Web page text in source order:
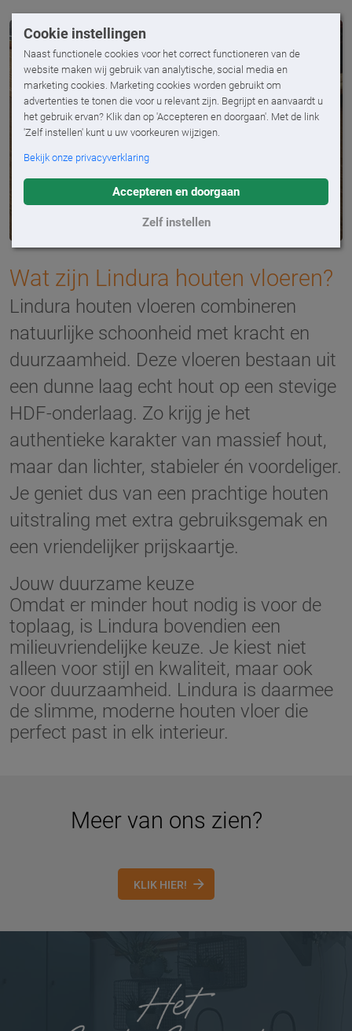
Cookie instellingen
Naast functionele cookies voor het correct functioneren van de
website maken wij gebruik van analytische, social media en
marketing cookies. Marketing cookies worden gebruikt om
advertenties te tonen die voor u relevant zijn. Begrijpt en aanvaardt u
het gebruik ervan? Klik dan op 'Accepteren en doorgaan'. Met de link
'Zelf instellen' kunt u uw voorkeuren wijzigen.
Bekijk onze privacyverklaring
Accepteren en doorgaan
Zelf instellen
Wat zijn Lindura houten vloeren?
Lindura houten vloeren combineren
natuurlijke schoonheid met kracht en
duurzaamheid. Deze vloeren bestaan uit
een dunne laag echt hout op een stevige
HDF-onderlaag. Zo krijg je het
authentieke karakter van massief hout,
maar dan lichter, stabieler én voordeliger.
Je geniet dus van een prachtige houten
uitstraling met extra gebruiksgemak en
een vriendelijker prijskaartje.
Jouw duurzame keuze
Omdat er minder hout nodig is voor de
toplaag, is Lindura bovendien een
milieuvriendelijke keuze. Je kiest niet
alleen voor stijl en kwaliteit, maar ook
voor duurzaamheid. Lindura is daarmee
de slimme, moderne houten vloer die
perfect past in elk interieur.
Meer van ons zien?
KLIK HIER!